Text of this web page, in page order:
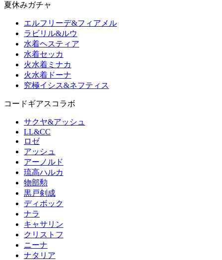
夏休みガチャ
エルフリーデ&フィアメル
ラビリル&ルウ
水着ヘスティア
水着セッカ
火水着ミナカ
火水着ドーナ
究極イシス&ネフティス
コードギアスコラボ
サクヤ&アッシュ
LL&CC
ロゼ
アッシュ
アーノルド
琉高ハルカ
物部勲
黒戸剣成
ディボック
ナラ
キャサリン
クリストフ
ニーナ
ナタリア